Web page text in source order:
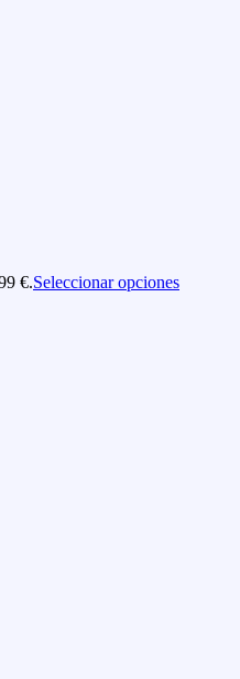
€.Seleccionar opciones